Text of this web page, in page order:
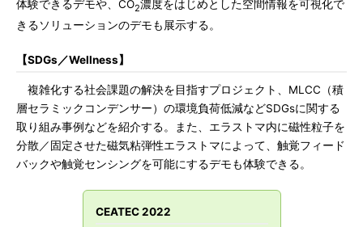
体験できるデモや、CO2濃度をはじめとした空間情報を可視化で
きるソリューションのデモも展示する。
【SDGs／Wellness】
複雑化する社会課題の解決を目指すプロジェクト、MLCC（積
層セラミックコンデンサー）の環境負荷低減などSDGsに関する
取り組み事例などを紹介する。また、エラストマ内に磁性粒子を
分散／固定させた磁気粘弾性エラストマによって、触覚フィード
バックや触覚センシングを可能にするデモも体験できる。
CEATEC 2022